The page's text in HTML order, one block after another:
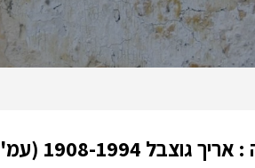
1994 (עמ' 338-344)